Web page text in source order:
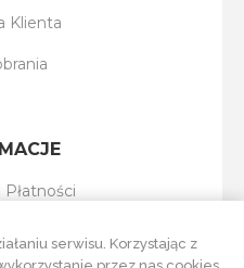
Klienta
serwisu. Korzystając z